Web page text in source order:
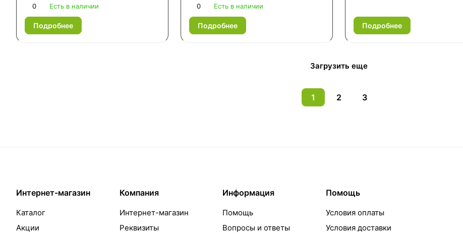
0 Есть в наличии
Подробнее
0 Есть в наличии
Подробнее Подробнее
Загрузить еще
1 2 3
Интернет-магазин
Каталог
Акции
Компания
Интернет-магазин
Реквизиты
Информация
Помощь
Вопросы и ответы
Помощь
Условия оплаты
Условия доставки